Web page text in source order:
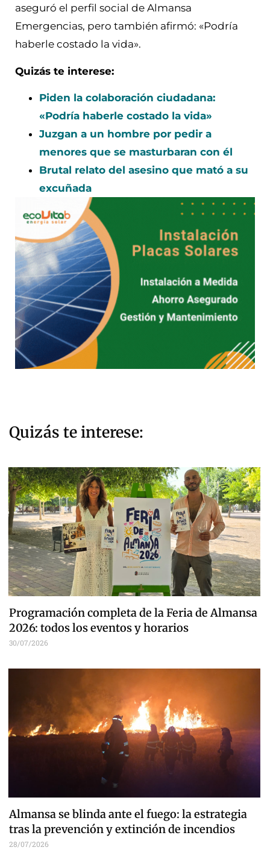
aseguró el perfil social de Almansa
Emergencias, pero también afirmó: «Podría
haberle costado la vida».
Quizás te interese:
Piden la colaboración ciudadana:
«Podría haberle costado la vida»
Juzgan a un hombre por pedir a
menores que se masturbaran con él
Brutal relato del asesino que mató a su
excuñada
Quizás te interese:
Programación completa de la Feria de Almansa
2026: todos los eventos y horarios
30/07/2026
Almansa se blinda ante el fuego: la estrategia
tras la prevención y extinción de incendios
28/07/2026